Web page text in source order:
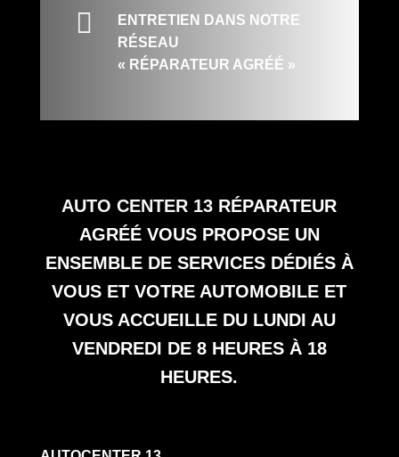

ENTRETIEN DANS NOTRE
RÉSEAU
« RÉPARATEUR AGRÉÉ »
AUTO CENTER 13 RÉPARATEUR
AGRÉÉ VOUS PROPOSE UN
ENSEMBLE DE SERVICES DÉDIÉS À
VOUS ET VOTRE AUTOMOBILE ET
VOUS ACCUEILLE DU LUNDI AU
VENDREDI DE 8 HEURES À 18
HEURES.